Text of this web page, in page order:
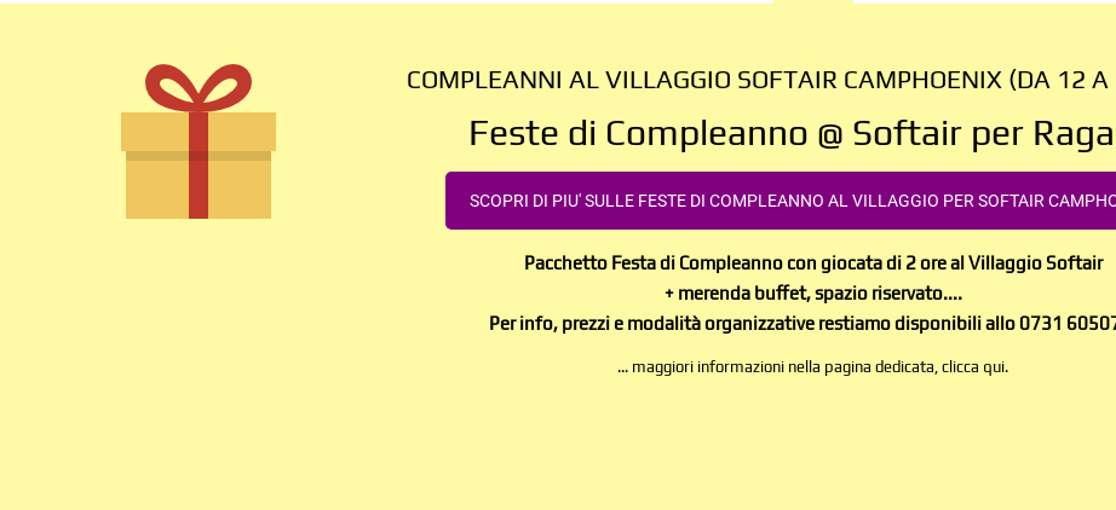
COMPLEANNI AL VILLAGGIO SOFTAIR CAMPHOENIX (DA 12
Feste di Compleanno @ Softair per
SCOPRI DI PIU' SULLE FESTE DI COMPLEANNO AL VILLAGGIO PER SOFTAIR
Pacchetto Festa di Compleanno con giocata di 2 ore al Villaggio Softair
+ merenda buffet, spazio riservato....
Per info, prezzi e modalità organizzative restiamo disponibili allo 0731
... maggiori informazioni nella pagina dedicata, clicca qui.